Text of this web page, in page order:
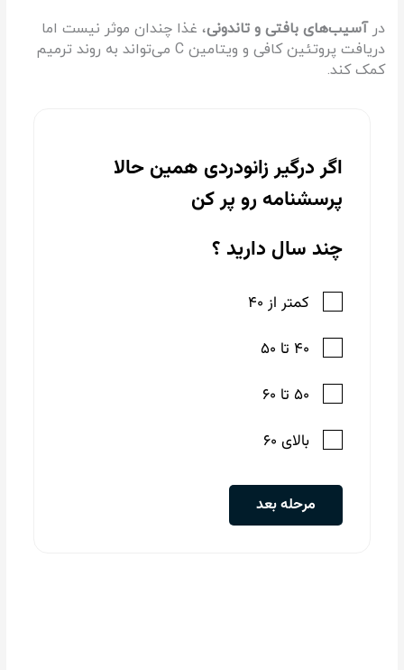
درآسیب‌های بافتی و تاندونی، غذا چندان موثر نیست اما
دریافت پروتئین کافی و ویتامین C می‌تواند به روند ترمیم
کمک کند.